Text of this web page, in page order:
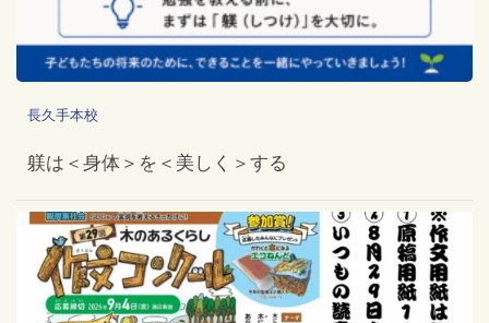
長久手本校
躾は＜身体＞を＜美しく＞する